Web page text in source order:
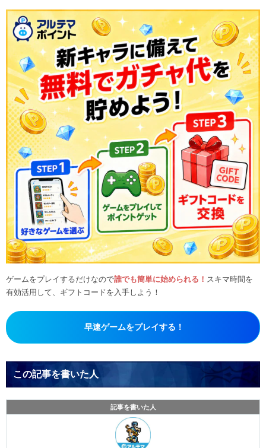
ゲームをプレイするだけなので誰でも簡単に始められる！ スキマ時間を
有効活用して、ギフトコードを入手しよう！
早速ゲームをプレイする！
この記事を書いた人
記事を書いた人